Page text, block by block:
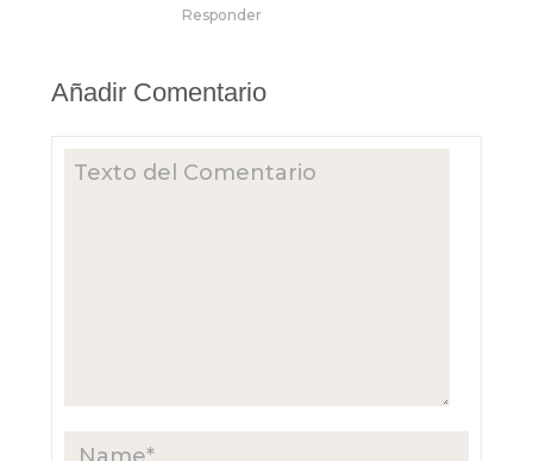
Responder
Añadir Comentario